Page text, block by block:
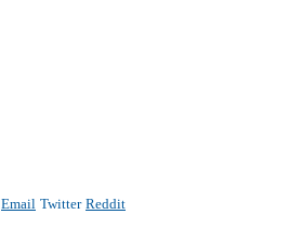
Email Twitter Reddit